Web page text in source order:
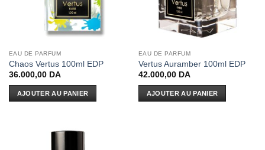
EAU DE PARFUM
Chaos Vertus 100ml EDP
36.000,00 DA
AJOUTER AU PANIER
EAU DE PARFUM
Vertus Auramber 100ml EDP
42.000,00 DA
AJOUTER AU PANIER